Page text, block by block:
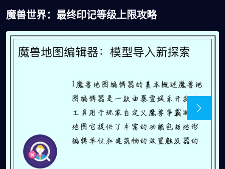
魔兽世界：最终印记等级上限攻略